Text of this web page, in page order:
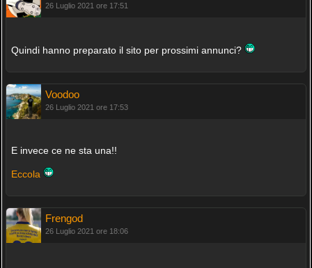
26 Luglio 2021 ore 17:51
Quindi hanno preparato il sito per prossimi annunci?
Voodoo
26 Luglio 2021 ore 17:53
E invece ce ne sta una!!
Eccola
Frengod
26 Luglio 2021 ore 18:06